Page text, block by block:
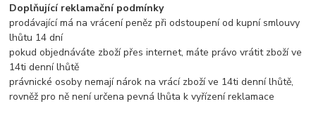
Doplňující reklamační podmínky
prodávající má na vrácení peněz při odstoupení od kupní smlouvy
lhůtu 14 dní
pokud objednáváte zboží přes internet, máte právo vrátit zboží ve
14ti denní lhůtě
právnické osoby nemají nárok na vrácí zboží ve 14ti denní lhůtě,
rovněž pro ně není určena pevná lhůta k vyřízení reklamace